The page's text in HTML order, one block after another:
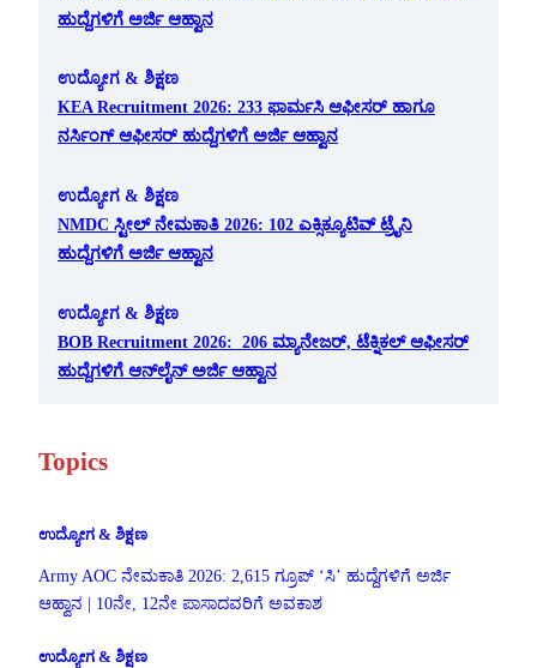
ಹುದ್ದೆಗಳಿಗೆ ಅರ್ಜಿ ಆಹ್ವಾನ
ಉದ್ಯೋಗ & ಶಿಕ್ಷಣ
KEA Recruitment 2026: 233 ಫಾರ್ಮಸಿ ಆಫೀಸರ್ ಹಾಗೂ
ನರ್ಸಿಂಗ್ ಆಫೀಸರ್ ಹುದ್ದೆಗಳಿಗೆ ಅರ್ಜಿ ಆಹ್ವಾನ
ಉದ್ಯೋಗ & ಶಿಕ್ಷಣ
NMDC ಸ್ಟೀಲ್ ನೇಮಕಾತಿ 2026: 102 ಎಕ್ಸಿಕ್ಯೂಟಿವ್ ಟ್ರೈನಿ
ಹುದ್ದೆಗಳಿಗೆ ಅರ್ಜಿ ಆಹ್ವಾನ
ಉದ್ಯೋಗ & ಶಿಕ್ಷಣ
BOB Recruitment 2026: 206 ಮ್ಯಾನೇಜರ್, ಟೆಕ್ನಿಕಲ್ ಆಫೀಸರ್
ಹುದ್ದೆಗಳಿಗೆ ಆನ್‌ಲೈನ್ ಅರ್ಜಿ ಆಹ್ವಾನ
Topics
ಉದ್ಯೋಗ & ಶಿಕ್ಷಣ
Army AOC ನೇಮಕಾತಿ 2026: 2,615 ಗ್ರೂಪ್ ‘ಸಿ’ ಹುದ್ದೆಗಳಿಗೆ ಅರ್ಜಿ
ಆಹ್ವಾನ | 10ನೇ, 12ನೇ ಪಾಸಾದವರಿಗೆ ಅವಕಾಶ
ಉದ್ಯೋಗ & ಶಿಕ್ಷಣ